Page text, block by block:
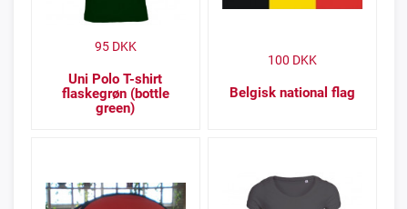
Uni Polo T-shirt
flaskegrøn (bottle
green)
95DKK
Belgisk national flag
100 DKK